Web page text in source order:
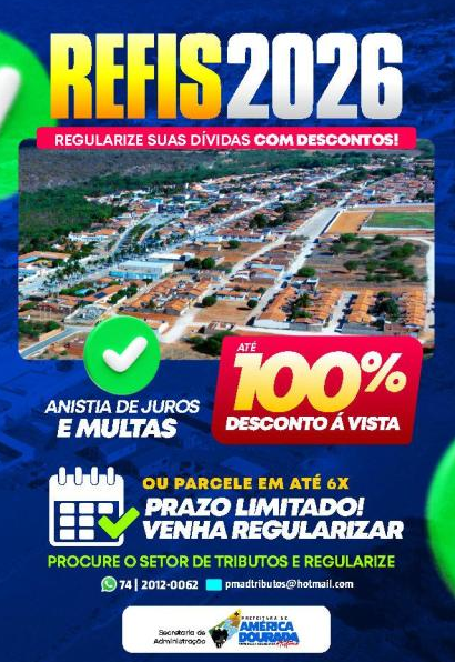
profissionais...
tem como objetivo o
do serviço
de saúde, bem como o
como um todo do
sistema de saúde
lendo
Procure uma unidade de saúde
mais próxima de você e vacine-
se.
Continue lendo
- SESAU...
do Bebê foi um
sucesso
em que foi realizada
do Bebê em nosso
os profissionais das
envolvidas
as localidades para
a ação de maneira
Saúde - SESAU...
NOVOS EQUIPAMENTOS-
Secretaria de Saúde, a
Prefeitura Municipal fez
aquisição...
Esses equipamentos vai
tornando a nossa SAMU mais
moderna, trazendo mais
condição de trabalho para os
profissionais, além de mais
possibilidades para quem precisa